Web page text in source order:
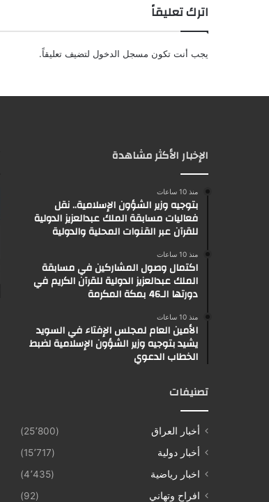
اترك تعليقاً
يجب أنت تكون مسجل الدخول لتضيف تعليقاً.
الإخبار الأكثر مشاهدة
منذ 10 ساعات
بتوجيه وزير الشؤون الإسلامية.. نقل
فعاليات مسابقة الملك عبدالعزيز الدولية
للقرآن عبر القنوات المحلية والدولية
منذ 10 ساعات
اكتمال وصول المشاركين في مسابقة
الملك عبدالعزيز الدولية للقرآن الكريم في
دورتها الـ46 بمكة المكرمة
منذ 10 ساعات
الأمين العام لمجلس الإفتاء في السويد
يشيد بتوجيه وزير الشؤون الإسلامية لضبط
الخطاب الدعوي
تصنيفات
أخبار العراق
(25٬800)
أخبار دولية
(15٬717)
اخبار رياضية
(4٬435)
افراح وتهاني
(92)